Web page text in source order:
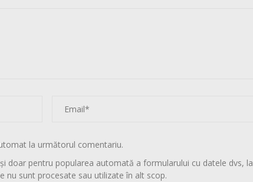
la următorul comentariu.
doar pentru popularea automată a formularului cu datele dvs, la
nu sunt procesate sau utilizate în alt scop.